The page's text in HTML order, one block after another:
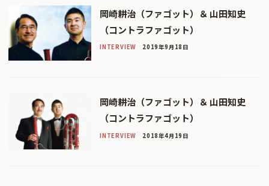
岡崎耕治（ファゴット）＆ 山田知史
（コントラファゴット）
INTERVIEW 2019年9月18日
岡崎耕治（ファゴット）＆ 山田知史
（コントラファゴット）
INTERVIEW 2018年4月19日